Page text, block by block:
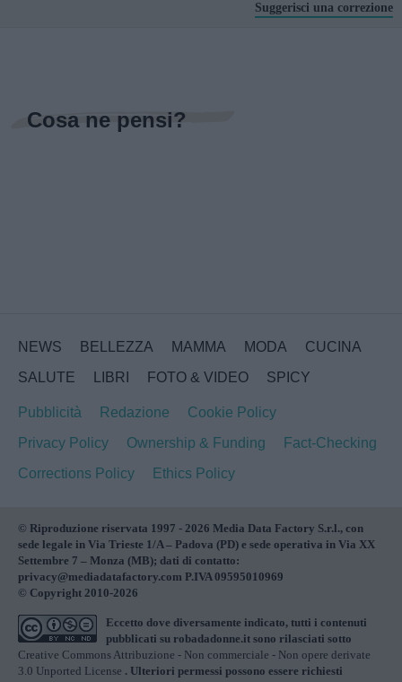
Suggerisci una correzione
Cosa ne pensi?
NEWS BELLEZZA MAMMA MODA
CUCINA
SALUTE
LIBRI FOTO & VIDEO SPICY
Pubblicità Redazione
Cookie Policy
Privacy Policy
Ownership & Funding
Fact-Checking
Corrections Policy
Ethics Policy
© Riproduzione riservata 1997 - 2026 Media Data Factory S.r.l., con
sede legale in Via Trieste 1/A – Padova (PD) e sede operativa in Via XX
Settembre 7 – Monza (MB); dati di contatto:
privacy@mediadatafactory.com P.IVA 09595010969
© Copyright 2010-2026
Eccetto dove diversamente indicato, tutti i contenuti
pubblicati su robadadonne.it sono rilasciati sotto
Creative Commons Attribuzione - Non commerciale - Non opere derivate
3.0 Unported License . Ulteriori permessi possono essere richiesti